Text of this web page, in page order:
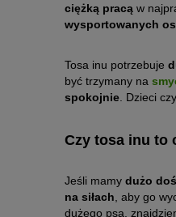
ciężką pracą w
wysportowanych
Tosa inu potrzebuje
być trzymany na
spokojnie . Dzieci
Czy tosa inu to
Jeśli mamy dużo
na siłach , aby go
dużego psa,